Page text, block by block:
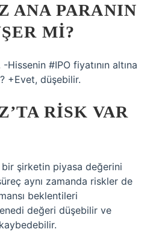
ANA PARANIN
MI?
#IPO fiyatının altına
+Evet, düşebilir.
RISK VAR
bir şirketin piyasa değerini
aynı zamanda riskler de
beklentileri
değeri düşebilir ve